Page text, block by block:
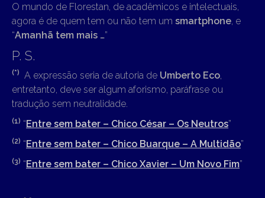
O mundo de Florestan, de acadêmicos e intelectuais,
agora é de quem tem ou não tem um smartphone, e
“Amanhã tem mais …”
P. S.
(*) A expressão seria de autoria de Umberto Eco,
entretanto, deve ser algum aforismo, paráfrase ou
tradução sem neutralidade.
(1) “Entre sem bater – Chico César – Os Neutros”
(2) “Entre sem bater – Chico Buarque – A Multidão”
(3) “Entre sem bater – Chico Xavier – Um Novo Fim”